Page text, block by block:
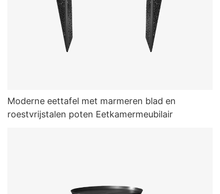
Moderne eettafel met marmeren blad en
roestvrijstalen poten Eetkamermeubilair